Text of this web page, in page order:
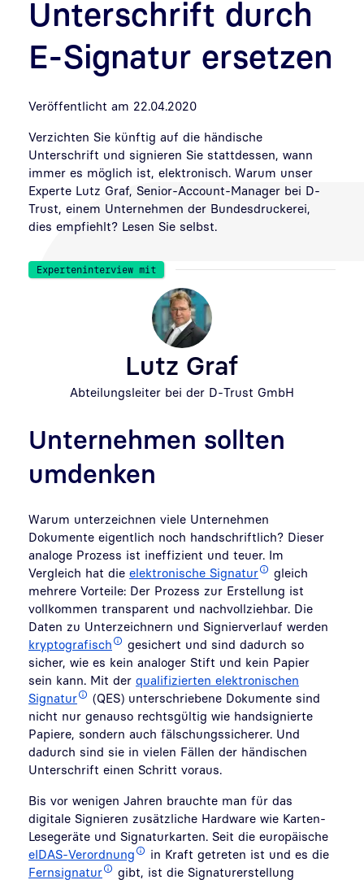
Unterschrift durch
E-Signatur ersetzen
Veröffentlicht am 22.04.2020
Verzichten Sie künftig auf die händische
Unterschrift und signieren Sie stattdessen, wann
immer es möglich ist, elektronisch. Warum unser
Experte Lutz Graf, Senior-Account-Manager bei D-
Trust, einem Unternehmen der Bundesdruckerei,
dies empfiehlt? Lesen Sie selbst.
Experteninterview mit
Lutz Graf
Abteilungsleiter bei der D-Trust GmbH
Unternehmen sollten
umdenken
Warum unterzeichnen viele Unternehmen
Dokumente eigentlich noch handschriftlich? Dieser
analoge Prozess ist ineffizient und teuer. Im
Vergleich hat die elektronische Signatur
gleich
mehrere Vorteile: Der Prozess zur Erstellung ist
vollkommen transparent und nachvollziehbar. Die
Daten zu Unterzeichnern und Signierverlauf werden
kryptografisch
gesichert und sind dadurch so
sicher, wie es kein analoger Stift und kein Papier
sein kann. Mit der qualifizierten elektronischen
Signatur
(QES) unterschriebene Dokumente sind
nicht nur genauso rechtsgültig wie handsignierte
Papiere, sondern auch fälschungssicherer. Und
dadurch sind sie in vielen Fällen der händischen
Unterschrift einen Schritt voraus.
Bis vor wenigen Jahren brauchte man für das
digitale Signieren zusätzliche Hardware wie Karten-
Lesegeräte und Signaturkarten. Seit die europäische
eIDAS-Verordnung
in Kraft getreten ist und es die
Fernsignatur
gibt, ist die Signaturerstellung